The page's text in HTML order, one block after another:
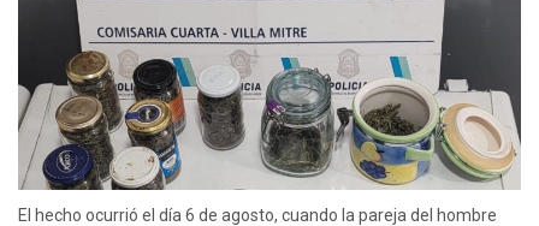
El hecho ocurrió el día 6 de agosto, cuando la pareja del hombre